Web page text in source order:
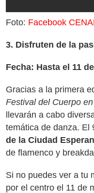
Foto: Facebook
3. Disfruten de la
Fecha: Hasta el 11
Gracias a la primera
Festival del Cuerpo
llevarán a cabo
temática de danza. El
de la Ciudad
de flamenco y
Si no puedes ver a tu
por el centro el 11 de